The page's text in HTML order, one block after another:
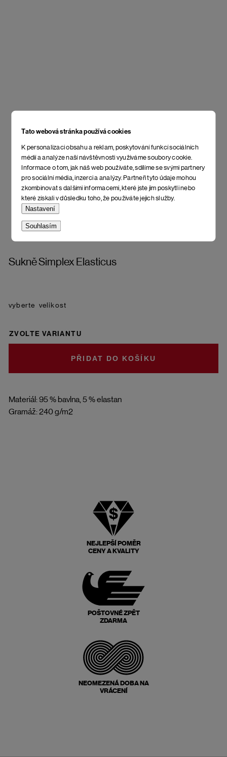
Tato webová stránka používá cookies
K personalizaci obsahu a reklam, poskytování funkcí sociálních
médií a analýze naší návštěvnosti využíváme soubory cookie.
Informace o tom, jak náš web používáte, sdílíme se svými partnery
pro sociální média, inzerci a analýzy. Partneři tyto údaje mohou
zkombinovat s dalšími informacemi, které jste jim poskytli nebo
které získali v důsledku toho, že používáte jejich služby.
Nastavení
Souhlasím
Sukně Simplex Elasticus
Materiál: 95 % bavlna, 5 % elastan
Gramáž: 240 g/m2
velikost
ZVOLTE VARIANTU
DO KOŠÍKU
NEJLEPŠÍ POMĚR
CENY A KVALITY
POŠTOVNÉ ZPĚT
ZDARMA
NEOMEZENÁ DOBA NA
VRÁCENÍ